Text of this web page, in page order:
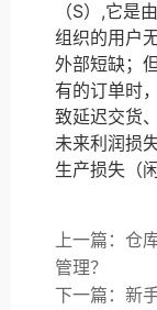
（S）,它是
组织的用户
外部短缺；
有的订单时
致延迟交货
未来利润损
生产损失（
上一篇：仓
管理？
下一篇：新